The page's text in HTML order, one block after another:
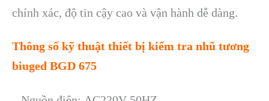
chính xác, độ tin cậy cao và vận hành dễ dàng.
Thông số kỹ thuật thiết bị kiểm tra nhũ tương
biuged BGD 675